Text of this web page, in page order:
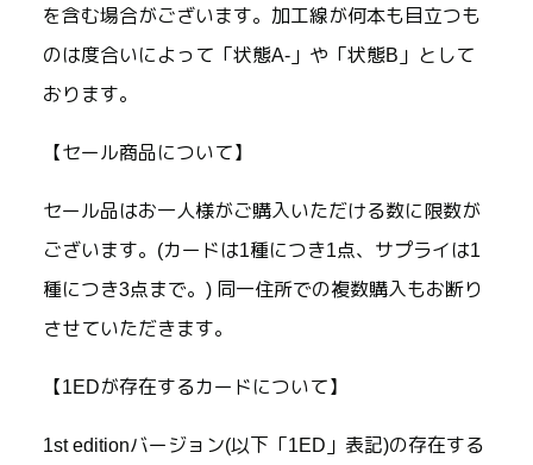
を含む場合がございます。加工線が何本も目立つも
のは度合いによって「状態A-」や「状態B」として
おります。
【セール商品について】
セール品はお一人様がご購入いただける数に限数が
ございます。(カードは1種につき1点、サプライは1
種につき3点まで。) 同一住所での複数購入もお断り
させていただきます。
【1EDが存在するカードについて】
1st editionバージョン(以下「1ED」表記)の存在する